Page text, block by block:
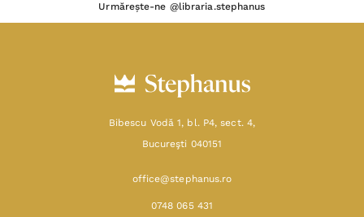
Urmărește-ne @libraria.stephanus
Bibescu Vodă 1, bl. P4, sect. 4,
Bucureşti 040151
office@stephanus.ro
0748 065 431